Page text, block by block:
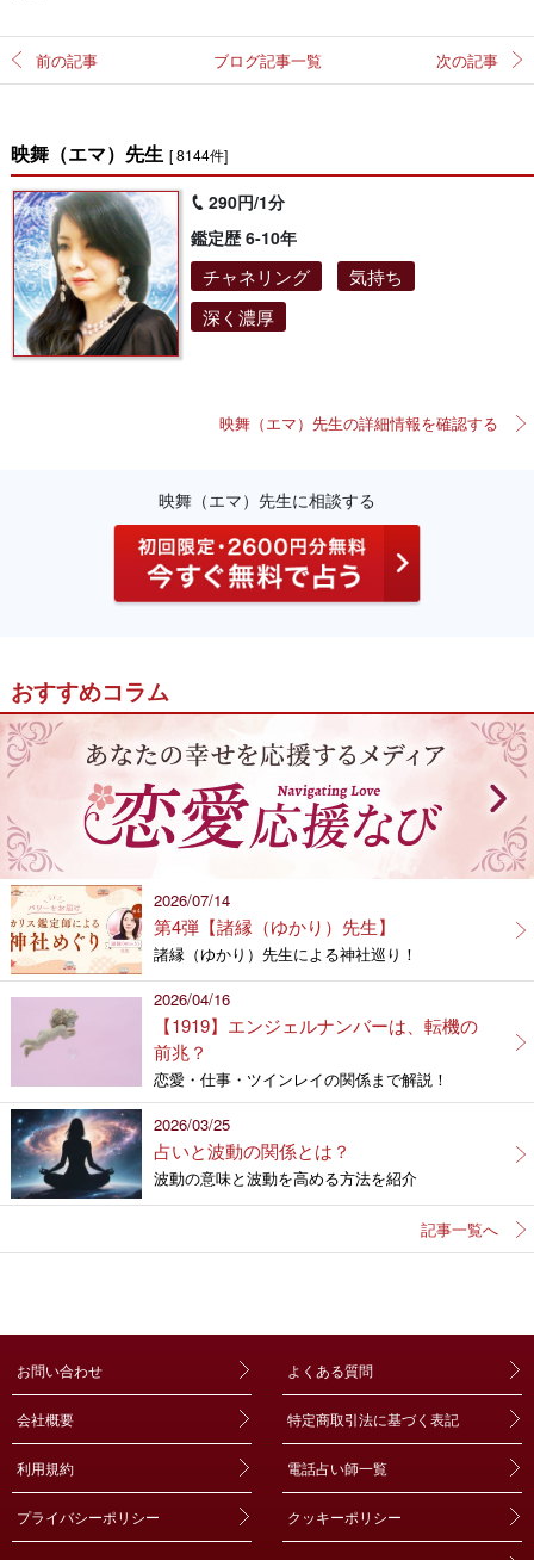
前の記事 ブログ記事一覧 次の記事
映舞（エマ）先生 [ 8144件]
290円/1分
鑑定歴 6-10年
チャネリング
気持ち
深く濃厚
映舞（エマ）先生の詳細情報を確認する
映舞（エマ）先生に相談する
おすすめコラム
2026/07/14
第4弾【諸縁（ゆかり）先生】
諸縁（ゆかり）先生による神社巡り！
2026/04/16
【1919】エンジェルナンバーは、転機の
前兆？
恋愛・仕事・ツインレイの関係まで解説！
2026/03/25
占いと波動の関係とは？
波動の意味と波動を高める方法を紹介
記事一覧へ
お問い合わせ よくある質問
会社概要 特定商取引法に基づく表記
利用規約 電話占い師一覧
プライバシーポリシー クッキーポリシー